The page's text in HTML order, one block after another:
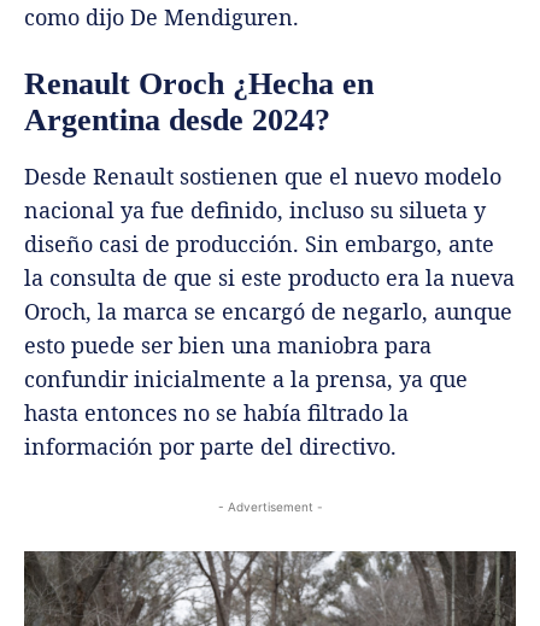
como dijo De Mendiguren.
Renault Oroch ¿Hecha en
Argentina desde 2024?
Desde Renault sostienen que el nuevo modelo
nacional ya fue definido, incluso su silueta y
diseño casi de producción. Sin embargo, ante
la consulta de que si este producto era la nueva
Oroch, la marca se encargó de negarlo, aunque
esto puede ser bien una maniobra para
confundir inicialmente a la prensa, ya que
hasta entonces no se había filtrado la
información por parte del directivo.
- Advertisement -